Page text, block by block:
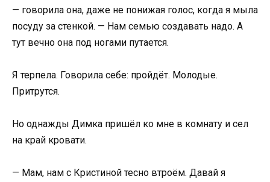
— говорила она, даже не понижая голос, когда я мыла
посуду за стенкой. — Нам семью создавать надо. А
тут вечно она под ногами путается.
Я терпела. Говорила себе: пройдёт. Молодые.
Притрутся.
Но однажды Димка пришёл ко мне в комнату и сел
на край кровати.
— Мам, нам с Кристиной тесно втроём. Давай я